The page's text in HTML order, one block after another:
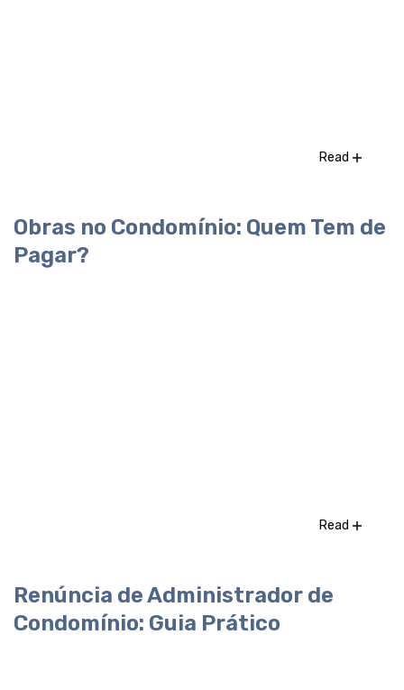
Read
Obras no Condomínio: Quem Tem de
Pagar?
Read
Renúncia de Administrador de
Condomínio: Guia Prático